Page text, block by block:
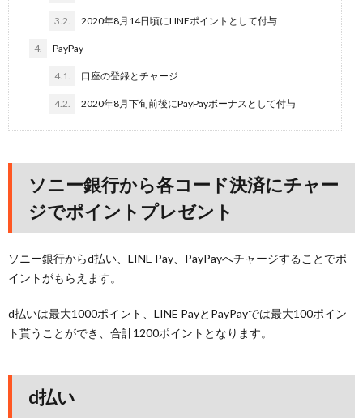
3.2. 2020年8月14日頃にLINEポイントとして付与
4. PayPay
4.1. 口座の登録とチャージ
4.2. 2020年8月下旬前後にPayPayボーナスとして付与
ソニー銀行から各コード決済にチャー
ジでポイントプレゼント
ソニー銀行からd払い、LINE Pay、PayPayへチャージすることでポ
イントがもらえます。
d払いは最大1000ポイント、LINE PayとPayPayでは最大100ポイン
ト貰うことができ、合計1200ポイントとなります。
d払い